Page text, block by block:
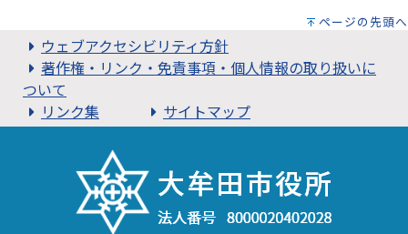
ページの先頭へ
ウェブアクセシビリティ方針
著作権・リンク・免責事項・個人情報の取り扱いに
ついて
リンク集
サイトマップ